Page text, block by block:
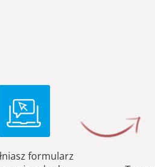
formularz